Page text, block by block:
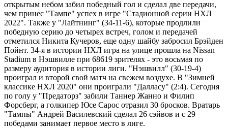
открытым небом забил победный гол и сделал две передачи,
чем принес "Тампе" успех в игре "Стадионной серии НХЛ
2022". Также у "Лайтнинг" (34-11-6), которые продлили
победную серию до четырех встреч, голом и передачей
отметился Никита Кучеров, еще одну шайбу забросил Брэйден
Пойнт. 34-я в истории НХЛ игра на улице прошла на Nissan
Stadium в Нэшвилле при 68619 зрителях - это восьмая по
размеру аудитория в истории лиги. "Нэшвилл" (30-19-4)
проиграл и второй свой матч на свежем воздухе. В "Зимней
классике НХЛ 2020" они проиграли "Далласу" (2:4). Сегодня
по голу у "Предаторз" забили Таннер Жанно и Филип
Форсберг, а голкипер Юсе Сарос отразил 30 бросков. Вратарь
"Тампы" Андрей Василевский сделал 26 сэйвов и с 29
победами занимает первое место в лиге.